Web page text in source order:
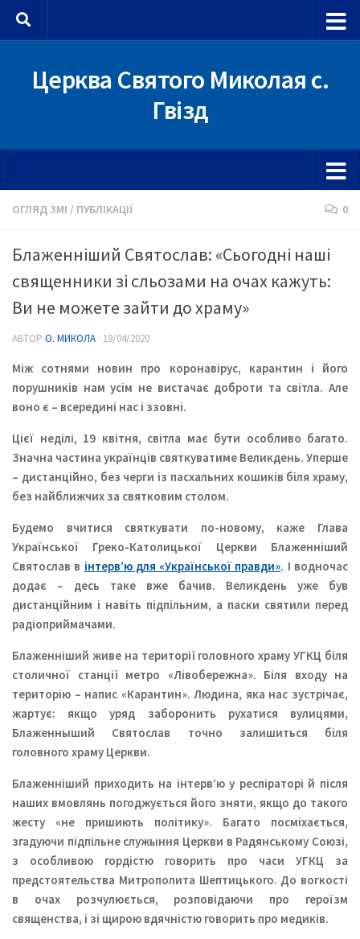
Skip to content
Церква Святого Миколая с.
Гвізд
ОГЛЯД ЗМІ / ПУБЛІКАЦІЇ 0
Блаженніший Святослав: «Сьогодні наші
священники зі сльозами на очах кажуть:
Ви не можете зайти до храму»
АВТОР О. МИКОЛА · 18/04/2020
Між сотнями новин про коронавірус, карантин і його
порушників нам усім не вистачає доброти та світла. Але
воно є – всередині нас і ззовні.
Цієї неділі, 19 квітня, світла має бути особливо багато.
Значна частина українців святкуватиме Великдень. Уперше
– дистанційно, без черги із пасхальних кошиків біля храму,
без найближчих за святковим столом.
Будемо вчитися святкувати по-новому, каже Глава
Української Греко-Католицької Церкви Блаженніший
Святослав в інтерв’ю для «Української правди». І водночас
додає – десь таке вже бачив. Великдень уже був
дистанційним і навіть підпільним, а паски святили перед
радіоприймачами.
Блаженніший живе на території головного храму УГКЦ біля
столичної станції метро «Лівобережна». Біля входу на
територію – напис «Карантин». Людина, яка нас зустрічає,
жартує: якщо уряд заборонить рухатися вулицями,
Блаженныший Святослав точно залишиться біля
головного храму Церкви.
Блаженніший приходить на інтерв’ю у респіраторі й після
наших вмовлянь погоджується його зняти, якщо до такого
жесту «не пришиють політику». Багато посміхається,
згадуючи підпільне служыння Церкви в Радянському Союзі,
з особливою гордістю говорить про часи УГКЦ за
предстоятельства Митрополита Шептицького. До вогкості
в очах розчулюється, розповідаючи про героїзм
священства, і зі щирою вдячністю говорить про медиків.